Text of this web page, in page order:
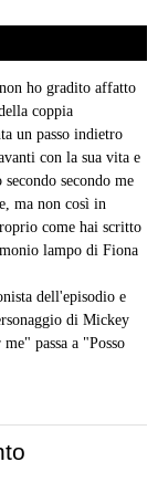
ho gradito affatto
coppia
un passo indietro
con la sua vita e
secondo me
ma non così in
come hai scritto
lampo di Fiona
dell'episodio e
di Mickey
passa a "Posso